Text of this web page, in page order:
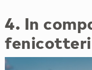
4. In
fenicotteri